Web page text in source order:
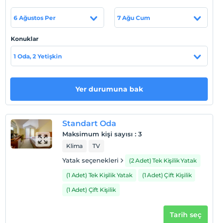
mutfağından çıkan lezzetlerin tadına varın.
bulunmaktadır. Sahile 500 m mesafededir. Plajdaki ve
havuz çevresindeki şezlong, güneş şemsiyesi ücretsiz
Tesis lokasyon bilgileri
Havaalanı 63 km, Side 118 km mesafededir.
Sahil
Plaja 500 m mesafededir.
Haritada Göster
6 Ağustos Per 7 Ağu Cum
Konuklar
1 Oda, 2 Yetişkin
Yer durumuna bak
Standart Oda
Maksimum kişi sayısı : 3
Klima TV
Yatak seçenekleri
(2 Adet) Tek Kişilik Yatak
(1 Adet) Tek Kişilik Yatak
(1 Adet) Çift Kişilik
(1 Adet) Çift Kişilik
Tarih seç